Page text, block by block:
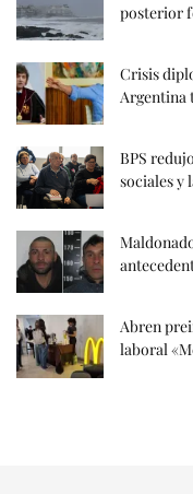
posterior
Crisis
Argentina
BPS
sociales y
Abren
laboral